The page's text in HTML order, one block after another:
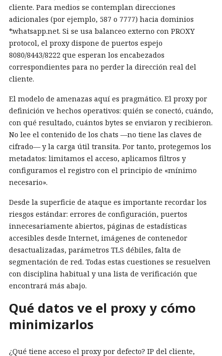
cliente. Para medios se contemplan direcciones
adicionales (por ejemplo, 587 o 7777) hacia dominios
*.whatsapp.net. Si se usa balanceo externo con PROXY
protocol, el proxy dispone de puertos espejo
8080/8443/8222 que esperan los encabezados
correspondientes para no perder la dirección real del
cliente.
El modelo de amenazas aquí es pragmático. El proxy por
definición ve hechos operativos: quién se conectó, cuándo,
con qué resultado, cuántos bytes se enviaron y recibieron.
No lee el contenido de los chats —no tiene las claves de
cifrado— y la carga útil transita. Por tanto, protegemos los
metadatos: limitamos el acceso, aplicamos filtros y
configuramos el registro con el principio de «mínimo
necesario».
Desde la superficie de ataque es importante recordar los
riesgos estándar: errores de configuración, puertos
innecesariamente abiertos, páginas de estadísticas
accesibles desde Internet, imágenes de contenedor
desactualizadas, parámetros TLS débiles, falta de
segmentación de red. Todas estas cuestiones se resuelven
con disciplina habitual y una lista de verificación que
encontrará más abajo.
Qué datos ve el proxy y cómo
minimizarlos
¿Qué tiene acceso el proxy por defecto? IP del cliente,